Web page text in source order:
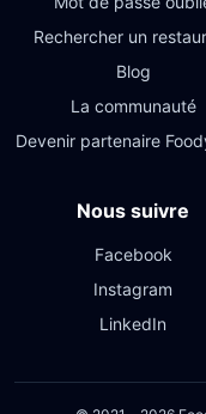
Rechercher un
Blog
La communauté
Devenir partenaire
Nous suivre
Facebook
Instagram
LinkedIn